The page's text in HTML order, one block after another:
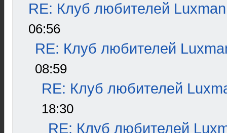
RE: Клуб любителей Luxman
06:56
RE: Клуб любителей
08:59
RE: Клуб любителей
18:30
RE: Клуб любителей